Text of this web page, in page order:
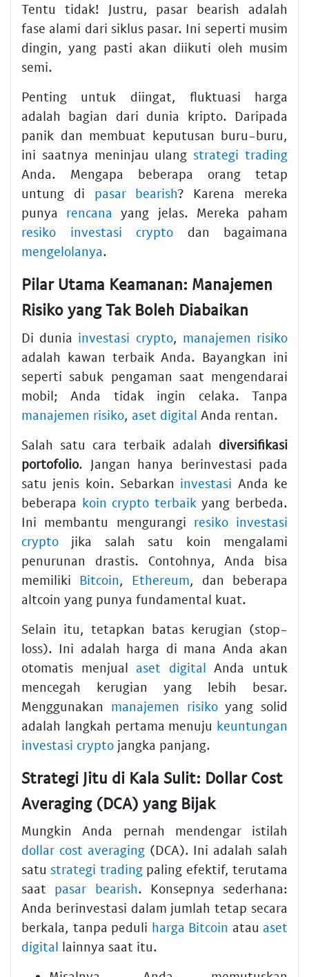
Tentu tidak! Justru, pasar bearish adalah
fase alami dari siklus pasar. Ini seperti musim
dingin, yang pasti akan diikuti oleh musim
semi.
Penting untuk diingat, fluktuasi harga
adalah bagian dari dunia kripto. Daripada
panik dan membuat keputusan buru-buru,
ini saatnya meninjau ulangstrategi trading
Anda. Mengapa beberapa orang tetap
untung di pasar bearish? Karena mereka
punya rencana yang jelas. Mereka paham
resiko investasi crypto dan bagaimana
mengelolanya.
Pilar Utama Keamanan: Manajemen
Risiko yang Tak Boleh Diabaikan
Di dunia investasi crypto, manajemen risiko
adalah kawan terbaik Anda. Bayangkan ini
seperti sabuk pengaman saat mengendarai
mobil; Anda tidak ingin celaka. Tanpa
manajemen risiko, aset digital Anda rentan.
Salah satu cara terbaik adalah diversifikasi
portofolio. Jangan hanya berinvestasi pada
satu jenis koin. Sebarkan investasi Anda ke
beberapa koin crypto terbaikyang berbeda.
Ini membantu mengurangi resiko investasi
crypto jika salah satu koin mengalami
penurunan drastis. Contohnya, Anda bisa
memiliki Bitcoin, Ethereum, dan beberapa
altcoin yang punya fundamental kuat.
Selain itu, tetapkan batas kerugian (stop-
loss). Ini adalah harga di mana Anda akan
otomatis menjual aset digital Anda untuk
mencegah kerugian yang lebih besar.
Menggunakan manajemen risikoyang solid
adalah langkah pertama menuju keuntungan
investasi crypto jangka panjang.
Strategi Jitu di Kala Sulit: Dollar Cost
Averaging (DCA) yang Bijak
Mungkin Anda pernah mendengar istilah
dollar cost averaging(DCA). Ini adalah salah
satustrategi tradingpaling efektif, terutama
saat pasar bearish. Konsepnya sederhana:
Anda berinvestasi dalam jumlah tetap secara
berkala, tanpa peduli harga Bitcoin atau aset
digital lainnya saat itu.